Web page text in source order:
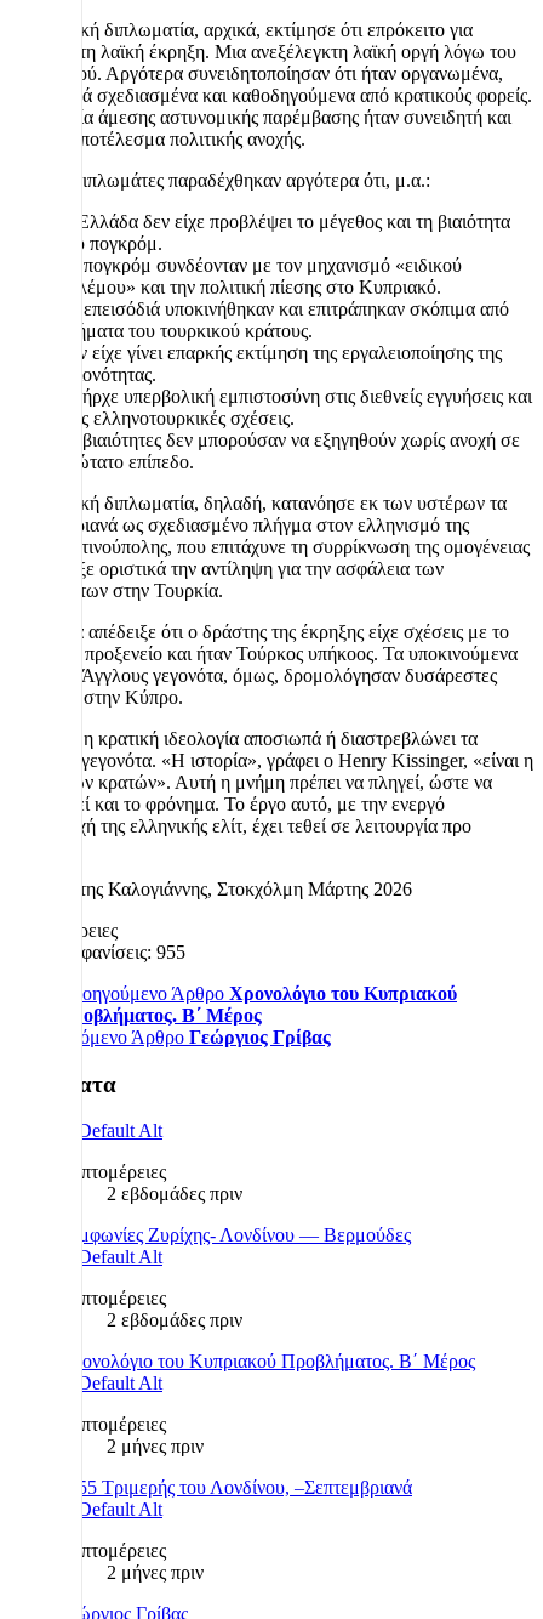
Η ελληνική διπλωματία, αρχικά, εκτίμησε ότι επρόκειτο για
αυθόρμητη λαϊκή έκρηξη. Μια ανεξέλεγκτη λαϊκή οργή λόγω του
Κυπριακού. Αργότερα συνειδητοποίησαν ότι ήταν οργανωμένα,
πολύ καλά σχεδιασμένα και καθοδηγούμενα από κρατικούς φορείς.
Η απουσία άμεσης αστυνομικής παρέμβασης ήταν συνειδητή και
υπήρξε αποτέλεσμα πολιτικής ανοχής.
Πολλοί διπλωμάτες παραδέχθηκαν αργότερα ότι, μ.α.:
Η Ελλάδα δεν είχε προβλέψει το μέγεθος και τη βιαιότητα
του πογκρόμ.
Το πογκρόμ συνδέονταν με τον μηχανισμό «ειδικού
πολέμου» και την πολιτική πίεσης στο Κυπριακό.
Τα επεισόδιά υποκινήθηκαν και επιτράπηκαν σκόπιμα από
τμήματα του τουρκικού κράτους.
Δεν είχε γίνει επαρκής εκτίμηση της εργαλειοποίησης της
μειονότητας.
Υπήρχε υπερβολική εμπιστοσύνη στις διεθνείς εγγυήσεις και
στις ελληνοτουρκικές σχέσεις.
Οι βιαιότητες δεν μπορούσαν να εξηγηθούν χωρίς ανοχή σε
ανώτατο επίπεδο.
Η ελληνική διπλωματία, δηλαδή, κατανόησε εκ των υστέρων τα
Σεπτεμβριανά ως σχεδιασμένο πλήγμα στον ελληνισμό της
Κωνσταντινούπολης, που επιτάχυνε τη συρρίκνωση της ομογένειας
και άλλαξε οριστικά την αντίληψη για την ασφάλεια των
μειονοτήτων στην Τουρκία.
Η έρευνα απέδειξε ότι ο δράστης της έκρηξης είχε σχέσεις με το
τουρκικό προξενείο και ήταν Τούρκος υπήκοος. Τα υποκινούμενα
από τους Άγγλους γεγονότα, όμως, δρομολόγησαν δυσάρεστες
εξελίξεις στην Κύπρο.
Η επίσημη κρατική ιδεολογία αποσιωπά ή διαστρεβλώνει τα
ιστορικά γεγονότα. «Η ιστορία», γράφει ο Henry Kissinger, «είναι η
μνήμη των κρατών». Αυτή η μνήμη πρέπει να πληγεί, ώστε να
αλλοιωθεί και το φρόνημα. Το έργο αυτό, με την ενεργό
συμμετοχή της ελληνικής ελίτ, έχει τεθεί σε λειτουργία προ
Παναγιώτης Καλογιάννης, Στοκχόλμη Μάρτης 2026
Λεπτομέρειες
Εμφανίσεις: 955
Προηγούμενο Άρθρο Χρονολόγιο του Κυπριακού
Προβλήματος. Β΄ Μέρος
Επόμενο Άρθρο Γεώργιος Γρίβας
Πρόσφατα
Λεπτομέρειες
2 εβδομάδες πριν
Συμφωνίες Ζυρίχης- Λονδίνου — Βερμούδες
Λεπτομέρειες
2 εβδομάδες πριν
Χρονολόγιο του Κυπριακού Προβλήματος. Β΄ Μέρος
Λεπτομέρειες
2 μήνες πριν
1955 Τριμερής του Λονδίνου, –Σεπτεμβριανά
Λεπτομέρειες
2 μήνες πριν
Γεώργιος Γρίβας